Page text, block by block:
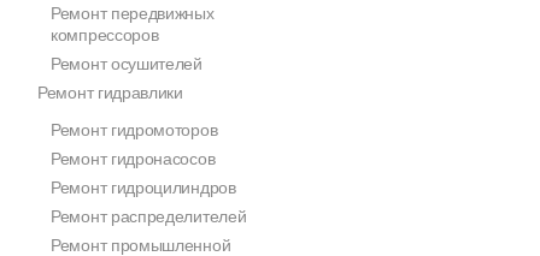
Ремонт передвижных
компрессоров
Ремонт осушителей
Ремонт гидравлики
Ремонт гидромоторов
Ремонт гидронасосов
Ремонт гидроцилиндров
Ремонт распределителей
Ремонт промышленной